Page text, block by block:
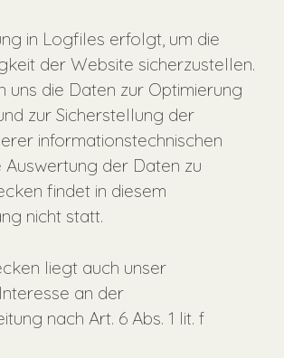
in Logfiles erfolgt, um die
der Website sicherzustellen.
uns die Daten zur Optimierung
zur Sicherstellung der
informationstechnischen
Auswertung der Daten zu
findet in diesem
nicht statt.
liegt auch unser
an der
nach Art. 6 Abs. 1 lit. f